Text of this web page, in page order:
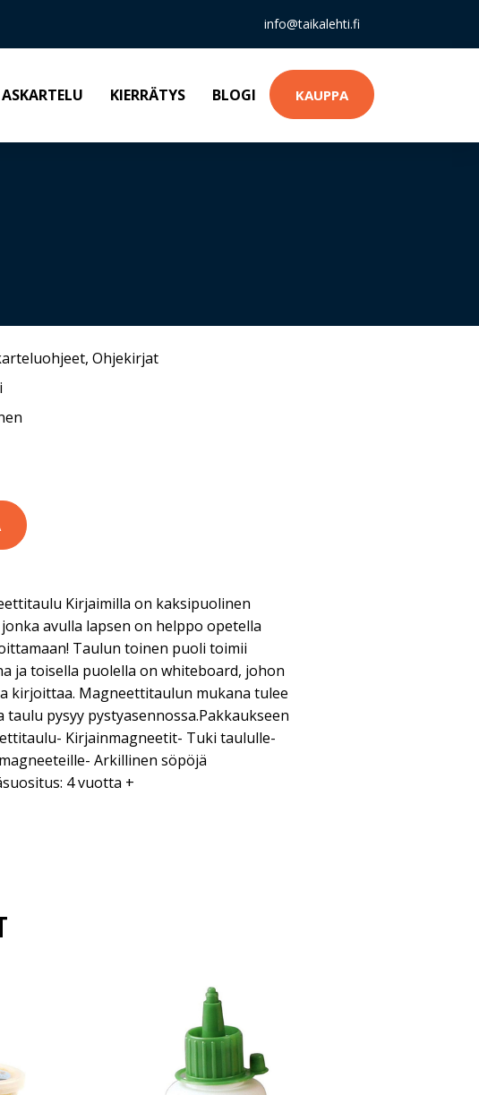
info@taikalehti.fi
ASKARTELU KIERRÄTYS BLOGI KAUPPA
, Ohjekirjat
Kirjaimilla on kaksipuolinen
avulla lapsen on helppo opetella
Taulun toinen puoli toimii
ja toisella puolella on whiteboard, johon
kirjoittaa. Magneettitaulun mukana tulee
taulu pysyy pystyasennossa.Pakkaukseen
Kirjainmagneetit- Tuki taululle-
Arkillinen söpöjä
4 vuotta +